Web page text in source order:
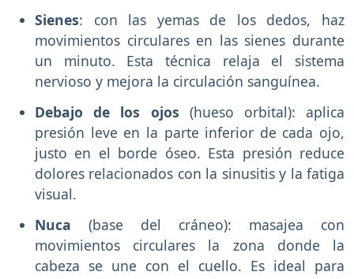
Sienes: con las yemas de los dedos, haz
movimientos circulares en las sienes durante
un minuto. Esta técnica relaja el sistema
nervioso y mejora la circulación sanguínea.
Debajo de los ojos (hueso orbital): aplica
presión leve en la parte inferior de cada ojo,
justo en el borde óseo. Esta presión reduce
dolores relacionados con la sinusitis y la fatiga
visual.
Nuca (base del cráneo): masajea con
movimientos circulares la zona donde la
cabeza se une con el cuello. Es ideal para